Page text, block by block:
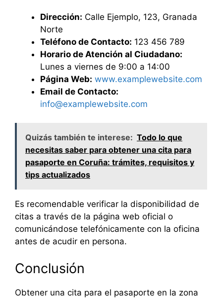
Dirección: Calle Ejemplo, 123, Granada
Norte
Teléfono de Contacto: 123 456 789
Horario de Atención al Ciudadano:
Lunes a viernes de 9:00 a 14:00
Página Web: www.examplewebsite.com
Email de Contacto:
info@examplewebsite.com
Quizás también te interese: Todo lo que
necesitas saber para obtener una cita para
pasaporte en Coruña: trámites, requisitos y
tips actualizados
Es recomendable verificar la disponibilidad de
citas a través de la página web oficial o
comunicándose telefónicamente con la oficina
antes de acudir en persona.
Conclusión
Obtener una cita para el pasaporte en la zona